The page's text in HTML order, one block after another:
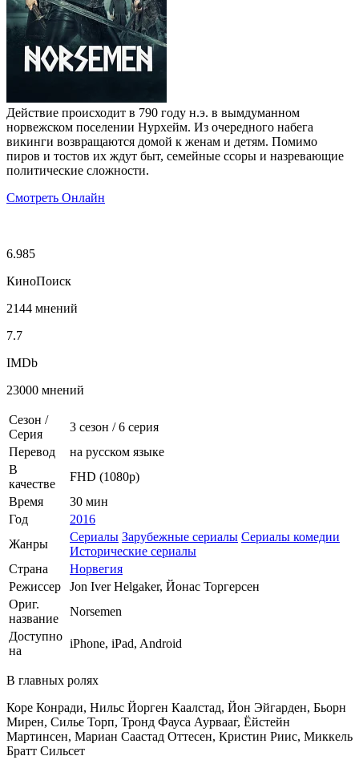
Действие происходит в 790 году н.э. в вымдуманном
норвежском поселении Нурхейм. Из очередного набега
викинги возвращаются домой к женам и детям. Помимо
пиров и тостов их ждут быт, семейные ссоры и назревающие
политические сложности.
Смотреть Онлайн
6.985
КиноПоиск
2144 мнений
7.7
IMDb
23000 мнений
Сезон /
Серия
3 сезон /6 серия
Перевод
на русском языке
В
качестве
FHD (1080p)
Время
30 мин
Год
2016
Жанры
Сериалы Зарубежные сериалы Сериалы комедии
Исторические сериалы
Страна
Норвегия
Режиссер
Jon Iver Helgaker, Йонас Торгерсен
Ориг.
название
Norsemen
Доступно
на
iPhone, iPad, Android
В главных ролях
Коре Конради, Нильс Йорген Каалстад, Йон Эйгарден, Бьорн
Мирен, Силье Торп, Тронд Фауса Аурвааг, Ёйстейн
Мартинсен, Мариан Саастад Оттесен, Кристин Риис, Миккель
Братт Сильсет